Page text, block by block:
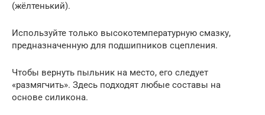
(жёлтенький).
Используйте только высокотемпературную смазку,
предназначенную для подшипников сцепления.
Чтобы вернуть пыльник на место, его следует
«размягчить». Здесь подходят любые составы на
основе силикона.